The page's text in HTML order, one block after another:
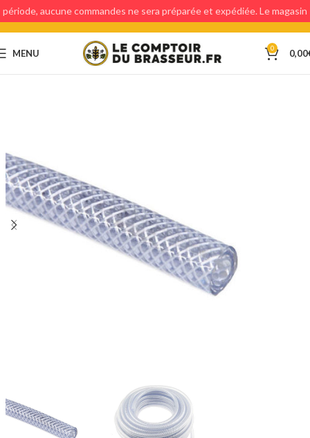
MENU 0 0,00
période, aucune commandes ne sera préparée et expédiée. Le magasin
étant fermé, aucun retraits en magasin ne sera possible.